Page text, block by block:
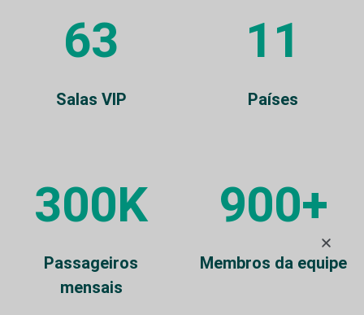
63
Salas VIP
11
Países
300K
Passageiros
mensais
900+
Membros da equipe